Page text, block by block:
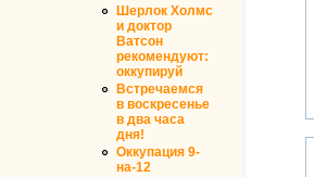
Шерлок Холмс
и доктор
Ватсон
рекомендуют:
оккупируй
Встречаемся
в воскресенье
в два часа
дня!
Оккупация 9-
на-12